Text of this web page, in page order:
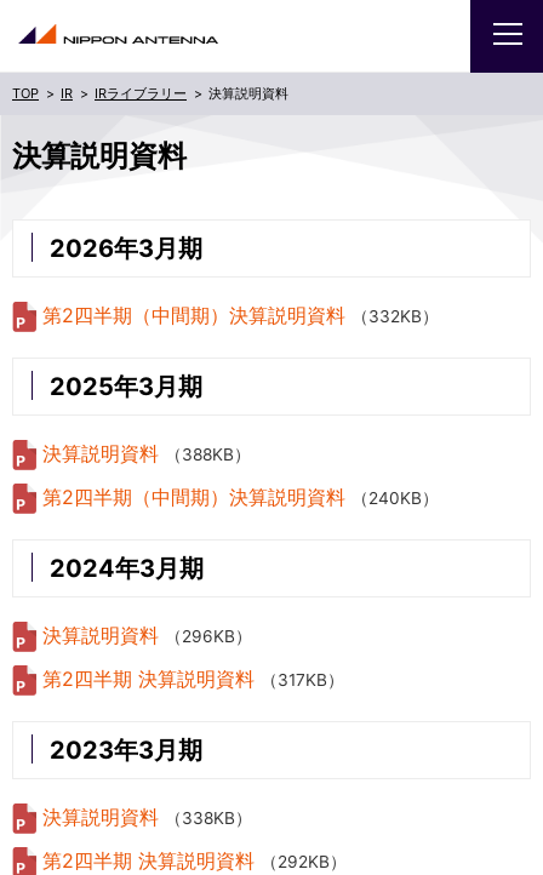
IR IRライブラリー 決算説明資料
決算説明資料
2026年3月期
第2四半期（中間期）決算説明資料 （332KB）
2025年3月期
決算説明資料 （388KB）
第2四半期（中間期）決算説明資料 （240KB）
2024年3月期
決算説明資料 （296KB）
第2四半期 決算説明資料 （317KB）
2023年3月期
決算説明資料 （338KB）
第2四半期 決算説明資料 （292KB）
商品・サービス
サイトマップ